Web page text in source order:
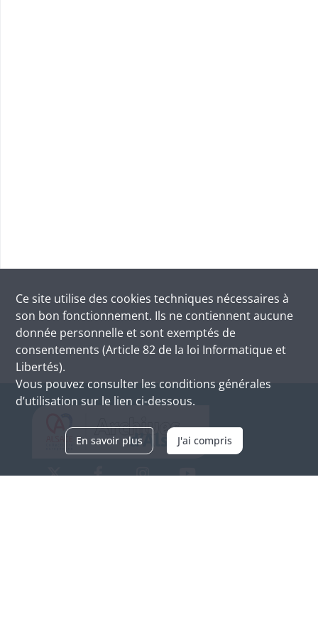
Ce site utilise des cookies techniques nécessaires à
son bon fonctionnement. Ils ne contiennent aucune
donnée personnelle et sont exemptés de
consentements (Article 82 de la loi Informatique et
Libertés).
Vous pouvez consulter les conditions générales
d’utilisation sur le lien ci-dessous.
En savoir plus J'ai compris